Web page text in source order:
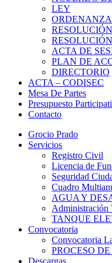
LEY
ACTA DE
PLAN DE
DIRECTORIO
ACTA – CODISEC
Mesa De Partes
Presupuesto
Contacto
Grocio Prado
Servicios
Registro Civil
Licencia de
Seguridad
Cuadro
AGUA Y
Administración
TANQUE
Convocatoria
Convocatoria
PROCESO
Descargas